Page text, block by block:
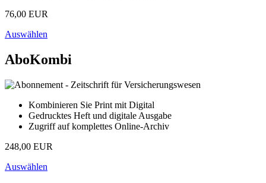
76,00 EUR
Auswählen
AboKombi
Kombinieren Sie Print mit Digital
Gedrucktes Heft und digitale Ausgabe
Zugriff auf komplettes Online-Archiv
248,00 EUR
Auswählen